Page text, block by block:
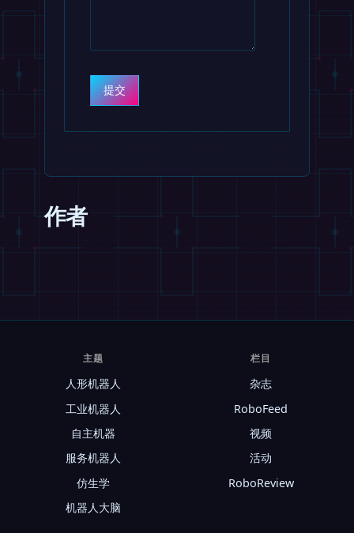
提交
作者
主题
人形机器人
工业机器人
自主机器
服务机器人
仿生学
机器人大脑
栏目
杂志
RoboFeed
视频
活动
RoboReview